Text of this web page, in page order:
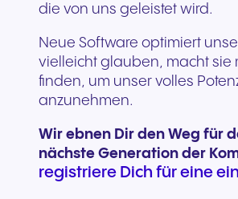
die von uns geleistet wird.
Neue Software optimiert
vielleicht glauben, macht sie
finden, um unser volles
anzunehmen.
Wir ebnen Dir den Weg für
nächste Generation der
registriere Dich für eine